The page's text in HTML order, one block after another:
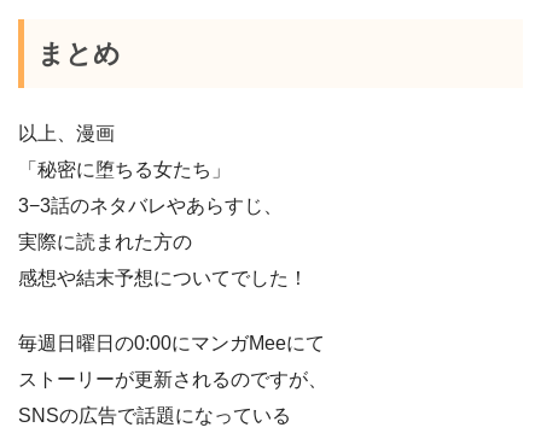
まとめ
以上、漫画
「秘密に堕ちる女たち」
3−3話のネタバレやあらすじ、
実際に読まれた方の
感想や結末予想についてでした！
毎週日曜日の0:00にマンガMeeにて
ストーリーが更新されるのですが、
SNSの広告で話題になっている